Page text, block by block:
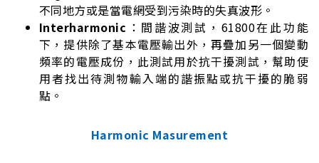
不同地方或是當電網受到污染時的失真波形。
Interharmonic ：間諧波測試，61800在此功能
下，提供除了基本電壓輸出外，再疊加另一個變動
頻率的電壓成份，此測試用於抗干擾測試，幫助使
用者找出待測物輸入端的諧振點或抗干擾的脆弱
點。
Harmonic Masurement